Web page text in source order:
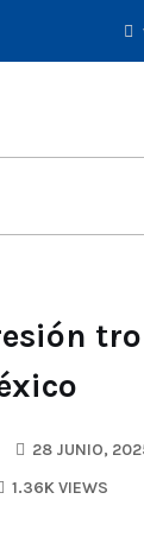
28 JUNIO,
1.36K VIEWS